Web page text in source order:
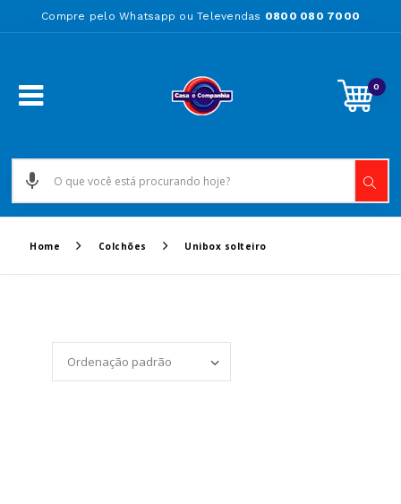
Compre pelo Whatsapp ou Televendas 0800 080 7000
0
Home Colchões Unibox solteiro